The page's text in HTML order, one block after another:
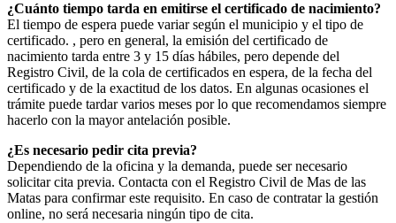
¿Cuánto tiempo tarda en emitirse el certificado de nacimiento?
El tiempo de espera puede variar según el municipio y el tipo de
certificado. , pero en general, la emisión del certificado de
nacimiento tarda entre 3 y 15 días hábiles, pero depende del
Registro Civil, de la cola de certificados en espera, de la fecha del
certificado y de la exactitud de los datos. En algunas ocasiones el
trámite puede tardar varios meses por lo que recomendamos siempre
hacerlo con la mayor antelación posible.
¿Es necesario pedir cita previa?
Dependiendo de la oficina y la demanda, puede ser necesario
solicitar cita previa. Contacta con el Registro Civil de Mas de las
Matas para confirmar este requisito. En caso de contratar la gestión
online, no será necesaria ningún tipo de cita.